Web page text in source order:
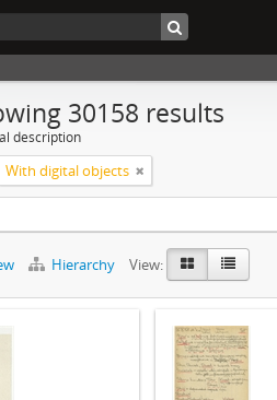
30158 results
description
With digital objects
Hierarchy View: